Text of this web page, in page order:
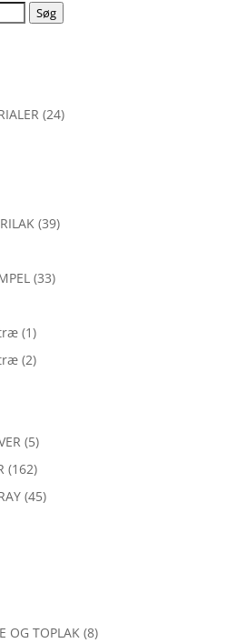
Søg
(24)
(39)
(33)
(1)
(2)
(5)
(162)
(45)
OG TOPLAK (8)